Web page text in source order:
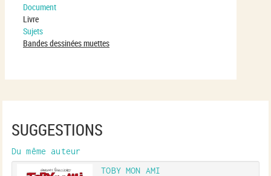
Document
Livre
Sujets
Bandes dessinées muettes
SUGGESTIONS
Du même auteur
TOBY MON AMI